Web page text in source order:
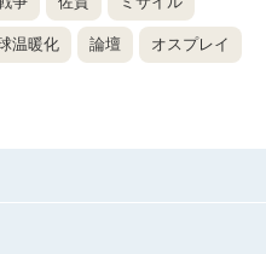
温暖化 論壇 オスプレイ